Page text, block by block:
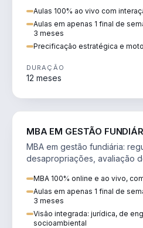
Aulas 100% ao vivo com
Aulas em apenas 1 final de
3 meses
Precificação estratégica e
DURAÇÃO
12 meses
MBA EM GESTÃO
MBA em gestão fundiária:
desapropriações, avaliação
MBA 100% online e ao vivo,
Aulas em apenas 1 final de
3 meses
Visão integrada: jurídica, de
socioambiental